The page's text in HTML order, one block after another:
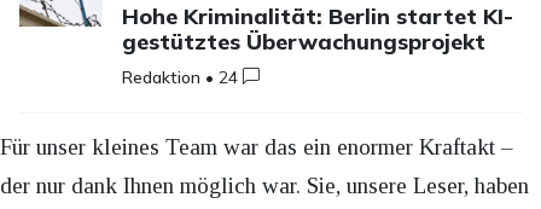
Hohe Kriminalität: Berlin startet KI-
gestütztes Überwachungsprojekt
Redaktion •24
Für unser kleines Team war das ein enormer Kraftakt –
der nur dank Ihnen möglich war. Sie, unsere Leser, haben